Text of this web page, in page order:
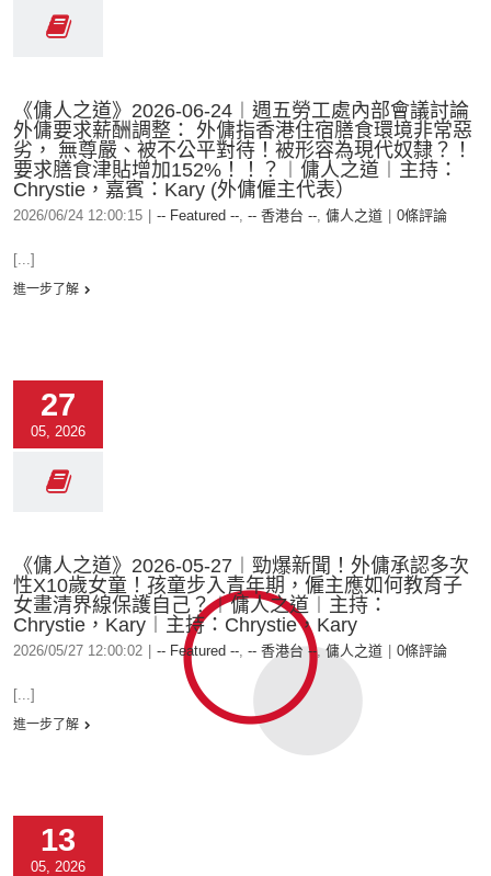
《傭人之道》2026-06-24︱週五勞工處內部會議討論
外傭要求薪酬調整： 外傭指香港住宿膳食環境非常惡
劣， 無尊嚴、被不公平對待！被形容為現代奴隸？！
要求膳食津貼增加152%！！？︱傭人之道︱主持：
Chrystie，嘉賓：Kary (外傭僱主代表）
2026/06/24 12:00:15 -- Featured --, -- 香港台 --, 傭人之道 0條評論
[...]
進一步了解
27
05, 2026
《傭人之道》2026-05-27︱勁爆新聞！外傭承認多次
性X10歲女童！孩童步入青年期，僱主應如何教育子
女畫清界線保護自己？︱傭人之道︱主持：
Chrystie，Kary︱主持：Chrystie，Kary
2026/05/27 12:00:02 -- Featured --, -- 香港台 --,傭人之道 0條評論
[...]
進一步了解
13
05, 2026